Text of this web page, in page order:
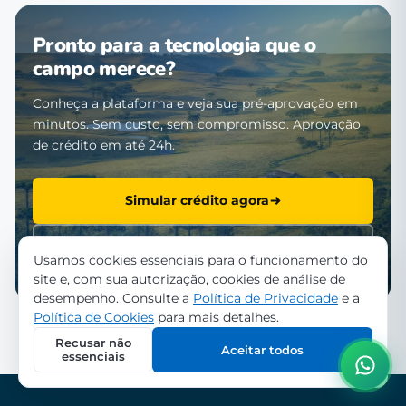
Pronto para a tecnologia que o
campo merece?
Conheça a plataforma e veja sua pré-aprovação em
minutos. Sem custo, sem compromisso. Aprovação
de crédito em até 24h.
Simular crédito agora
Usamos cookies essenciais para o funcionamento do
site e, com sua autorização, cookies de análise de
desempenho. Consulte a Política de Privacidade e a
Política de Cookies para mais detalhes.
Recusar não
essenciais
Aceitar todos